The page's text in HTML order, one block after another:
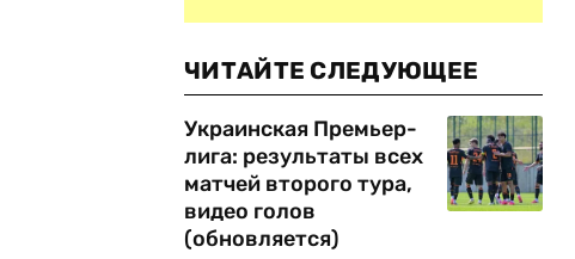
ЧИТАЙТЕ СЛЕДУЮЩЕЕ
Украинская Премьер-
лига: результаты всех
матчей второго тура,
видео голов
(обновляется)